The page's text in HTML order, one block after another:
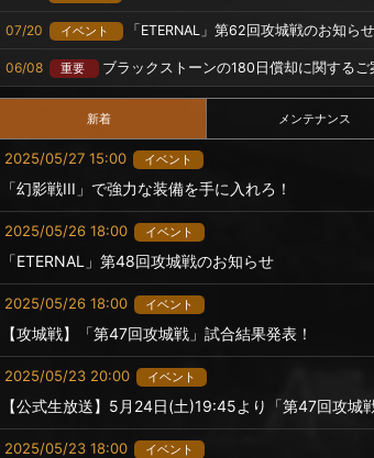
07/20 イベント 「ETERNAL」第62回攻城戦のお知らせ
06/08 重要 ブラックストーンの180日償却に関するご
新着 メンテナンス
2025/05/27 15:00 イベント
「幻影戦III」で強力な装備を手に入れろ！
2025/05/26 18:00 イベント
「ETERNAL」第48回攻城戦のお知らせ
2025/05/26 18:00 イベント
【攻城戦】「第47回攻城戦」試合結果発表！
2025/05/23 20:00 イベント
【公式生放送】5月24日(土)19:45より「第47回攻城
2025/05/23 18:00 イベント